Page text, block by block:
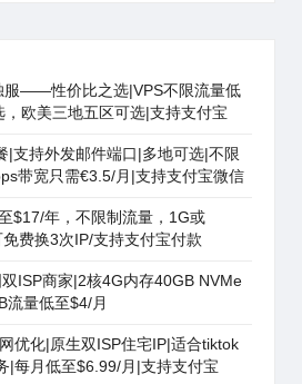
服——性价比之选|VPS不限流量低
欧美三地五区可选|支持支付宝
|支持外发邮件端口|多地可选|不限
带宽只需€3.5/月|支持支付宝微信
$17/年，不限制流量，1G或
费换3次IP/支持支付宝付款
双ISP商家|2核4G内存40GB NVMe
流量低至$4/月
网优化|原生双ISP住宅IP|适合tiktok
|每月低至$6.99/月|支持支付宝